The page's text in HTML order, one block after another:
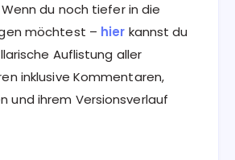
du noch tiefer in die
möchtest – hier kannst du
Auflistung aller
inklusive Kommentaren,
und ihrem Versionsverlauf